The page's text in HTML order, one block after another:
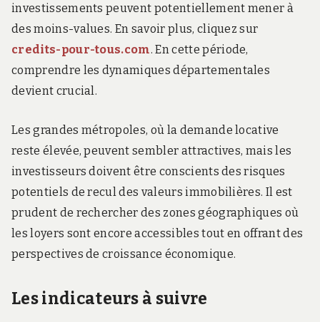
investissements peuvent potentiellement mener à
des moins-values. En savoir plus, cliquez sur
credits-pour-tous.com. En cette période,
comprendre les dynamiques départementales
devient crucial.
Les grandes métropoles, où la demande locative
reste élevée, peuvent sembler attractives, mais les
investisseurs doivent être conscients des risques
potentiels de recul des valeurs immobilières. Il est
prudent de rechercher des zones géographiques où
les loyers sont encore accessibles tout en offrant des
perspectives de croissance économique.
Les indicateurs à suivre